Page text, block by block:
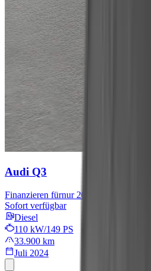
Audi Q3
Finanzieren fürnur 209 € mtl.
Sofort verfügbar
Diesel
110 kW/149 PS
33.900 km
Juli 2024